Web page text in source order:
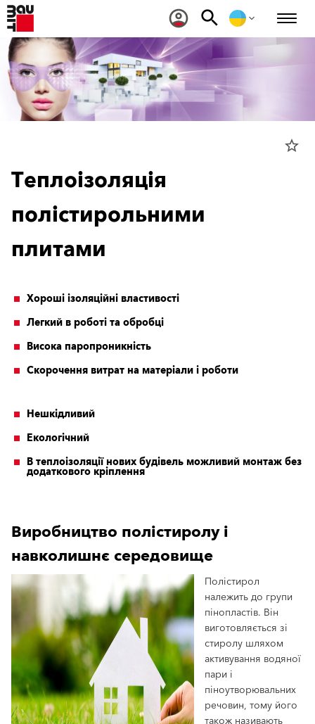
star_border
Теплоізоляція
полістирольними
плитами
Хороші ізоляційні властивості
Легкий в роботі та обробці
Висока паропроникність
Скорочення витрат на матеріали і роботи
Нешкідливий
Екологічний
В теплоізоляції нових будівель можливий монтаж без
додаткового кріплення
Виробництво полістиролу і
навколишнє середовище
Полістирол
належить до групи
пінопластів. Він
виготовляється зі
стиролу шляхом
активування водяної
пари і
піноутворювальних
речовин, тому його